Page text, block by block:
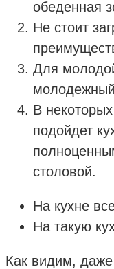
обеденная
Не стоит
Для
В
подойдет
столовой.
На кухне
На такую
Как видим,